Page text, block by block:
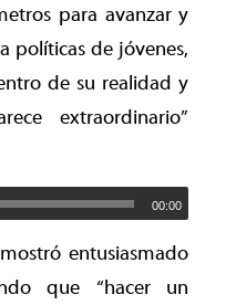
para avanzar y
políticas de jóvenes,
de su realidad y
extraordinario”
00:00
entusiasmado
que “hacer un